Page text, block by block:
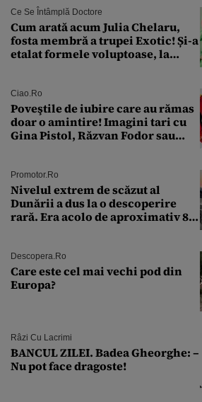
Ce Se Întâmplă Doctore
Cum arată acum Julia Chelaru,
fosta membră a trupei Exotic! Și-a
etalat formele voluptoase, la
Ciao.ro
Poveştile de iubire care au rămas
doar o amintire! Imagini tari cu
Gina Pistol, Răzvan Fodor sau
Promotor.ro
Nivelul extrem de scăzut al
Dunării a dus la o descoperire
rară. Era acolo de aproximativ 80
Descopera.ro
Care este cel mai vechi pod din
Europa?
Râzi Cu Lacrimi
BANCUL ZILEI. Badea Gheorghe: –
Nu pot face dragoste!